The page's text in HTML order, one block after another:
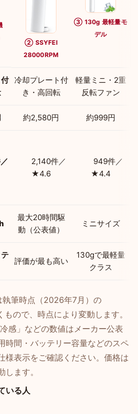
② SSYFEI
28000RPM
③ 130g 最軽量モ
デル
冷却プレート付
き・高回転
軽量ミニ・2重
反転ファン
約2,580円 約999円
2,140件／
★4.6
949件／
★4.4
最大20時間駆
動（公表値）
ミニサイズ
評価が最も高い
130gで最軽量
クラス
筆時点（2026年7月）の
ので、時点により変動します。
感」などの数値はメーカー公表
時間・バッテリー容量などのスペ
様表示をご確認ください。価格は
ます。
いる人